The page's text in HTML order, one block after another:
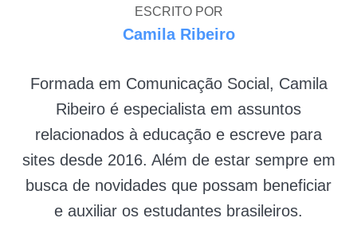
ESCRITO POR
Camila Ribeiro
Formada em Comunicação Social, Camila
Ribeiro é especialista em assuntos
relacionados à educação e escreve para
sites desde 2016. Além de estar sempre em
busca de novidades que possam beneficiar
e auxiliar os estudantes brasileiros.